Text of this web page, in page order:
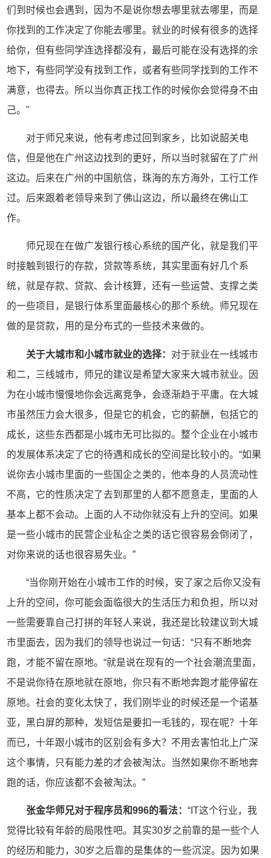
们到时候也会遇到，因为不是说你想去哪里就去哪里，而是
你找到的工作决定了你能去哪里。就业的时候有很多的选择
给你，但有些同学连选择都没有，最后可能在没有选择的余
地下，有些同学没有找到工作，或者有些同学找到的工作不
满意，也得去。所以当你真正找工作的时候你会觉得身不由
己。"
对于师兄来说，他有考虑过回到家乡，比如说韶关电
信，但是他在广州这边找到的更好，所以当时就留在了广州
这边。后来在广州的中国航信，珠海的东方海外，工行工作
过。后来跟着老领导来到了佛山这边，所以最终在佛山工
作。
师兄现在在做广发银行核心系统的国产化，就是我们平
时接触到银行的存款，贷款等系统，其实里面有好几个系
统，就是存款、贷款、会计核算，还有一些运营、支撑之类
的一些项目，是银行体系里面最核心的那个系统。师兄现在
做的是贷款，用的是分布式的一些技术来做的。
关于大城市和小城市就业的选择： 对于就业在一线城市
和二，三线城市，师兄的建议是希望大家来大城市就业。因
为在小城市慢慢地你会远离竞争，会逐渐趋于平庸。在大城
市虽然压力会大很多，但是它的机会，它的薪酬，包括它的
成长，这些东西都是小城市无可比拟的。整个企业在小城市
的发展体系决定了它的待遇和成长的空间是比较小的。“如果
说你去小城市里面的一些国企之类的，他本身的人员流动性
不高，它的性质决定了去到那里的人都不愿意走，里面的人
基本上都不会动。上面的人不动你就没有上升的空间。如果
是一些小城市的民营企业私企之类的话它很容易会倒闭了，
对你来说的话也很容易失业。”
“当你刚开始在小城市工作的时候，安了家之后你又没有
上升的空间，你可能会面临很大的生活压力和负担，所以对
一些需要靠自己打拼的年轻人来说，我还是比较建议到大城
市里面去，因为我们的领导也说过一句话：“只有不断地奔
跑，才能不留在原地。“就是说在现有的一个社会潮流里面，
不是说你待在原地就在原地，你只有不断地奔跑才能停留在
原地。社会的变化太快了，我们刚毕业的时候还是一个诺基
亚，黑白屏的那种，发短信是要扣一毛钱的，现在呢？十年
而已，十年跟小城市的区别会有多大？不用去害怕北上广深
这个事情，只有能力差的才会被淘汰。当然如果你不断地奔
跑的话，你应该都不会被淘汰。”
张金华师兄对于程序员和996的看法： “IT这个行业，我
觉得比较有年龄的局限性吧。其实30岁之前靠的是一些个人
的经历和能力，30岁之后靠的是集体的一些沉淀。因为如果